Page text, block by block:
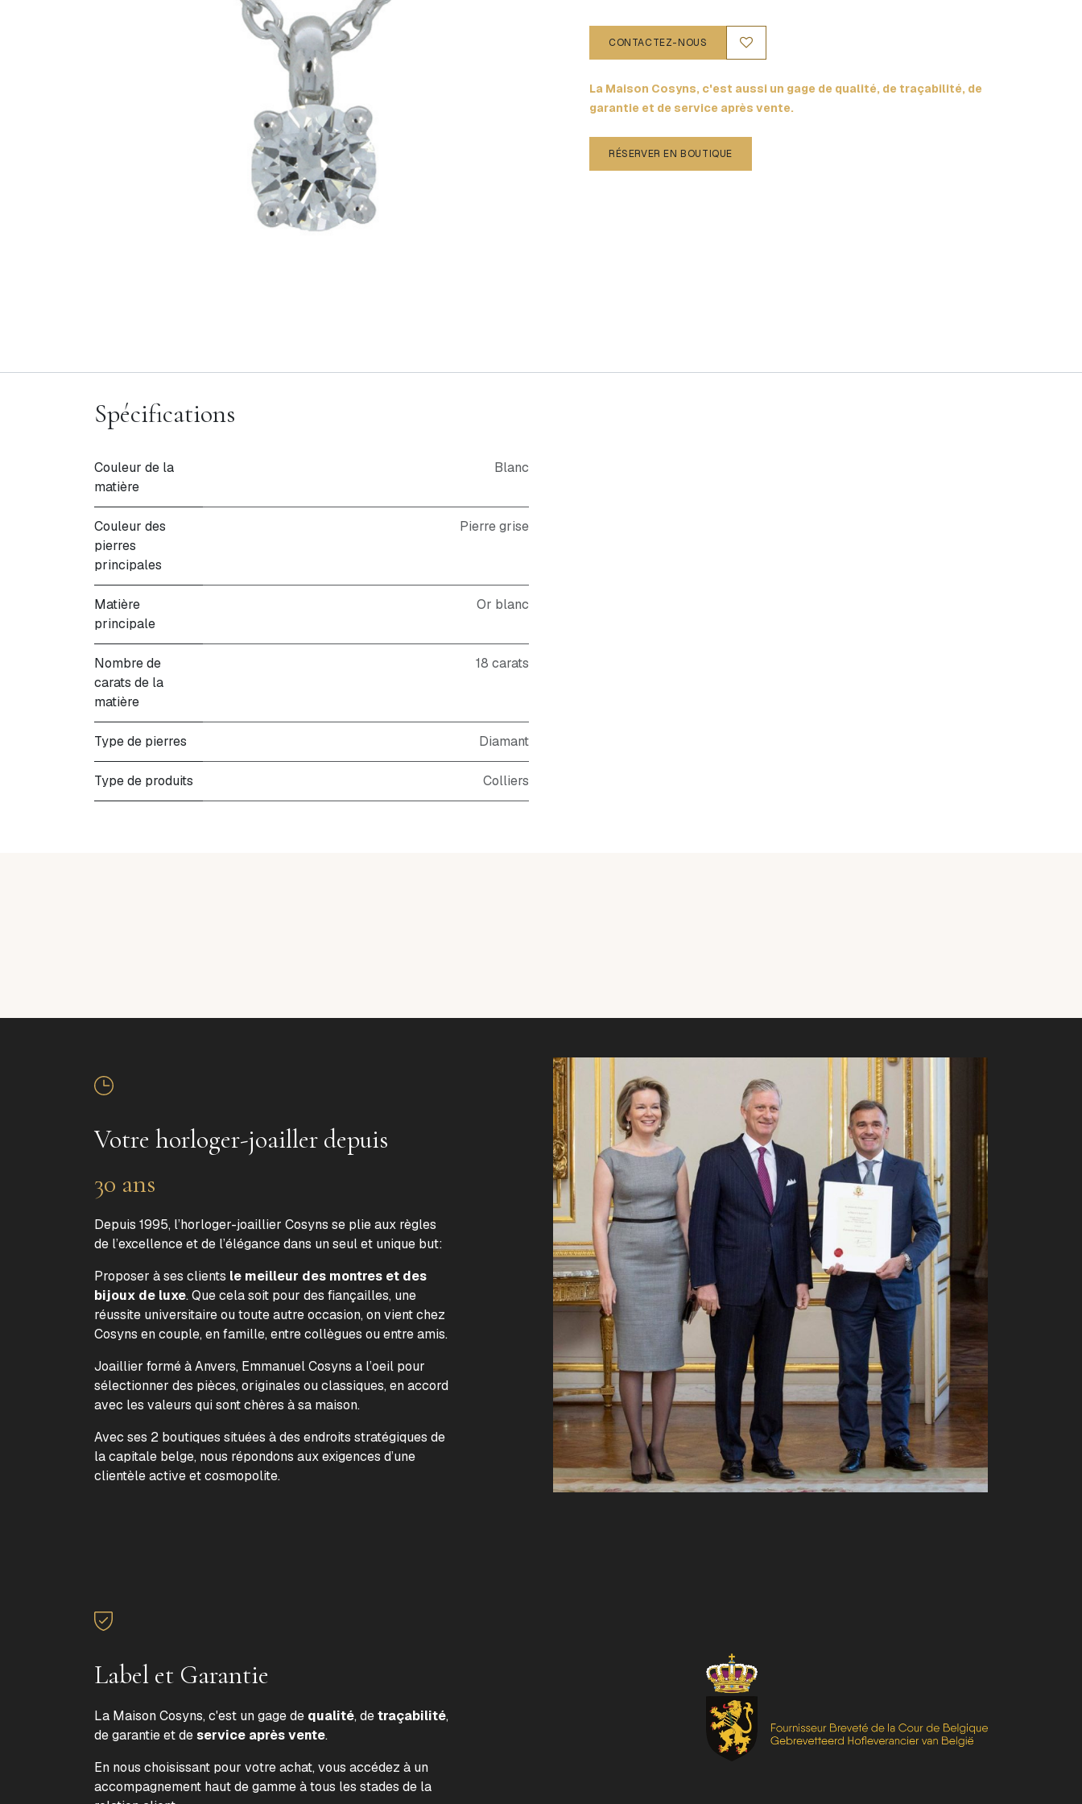
CONTACTEZ-NOUS
La Maison Cosyns, c'est aussi un gage de qualité, de traçabilité, de
garantie et de service après vente.
RÉSERVER EN BOUTIQUE
Spécifications
Couleur de la
matière
Blanc
Couleur des
pierres
principales
Pierre grise
Matière
principale
Or blanc
Nombre de
carats de la
matière
18 carats
Type de pierres Diamant
Type de produits Colliers
Votre horloger-joailler depuis
30 ans
Depuis 1995, l’horloger-joaillier Cosyns se plie aux règles
de l’excellence et de l’élégance dans un seul et unique but:
Proposer à ses clients le meilleur des montres et des
bijoux de luxe. Que cela soit pour des fiançailles, une
réussite universitaire ou toute autre occasion, on vient chez
Cosyns en couple, en famille, entre collègues ou entre amis.
Joaillier formé à Anvers, Emmanuel Cosyns a l’oeil pour
sélectionner des pièces, originales ou classiques, en accord
avec les valeurs qui sont chères à sa maison.
Avec ses 2 boutiques situées à des endroits stratégiques de
la capitale belge, nous répondons aux exigences d’une
clientèle active et cosmopolite.
Label et Garantie
La Maison Cosyns, c'est un gage de qualité, detraçabilité,
de garantie et deservice après vente.
En nous choisissant pour votre achat, vous accédez à un
accompagnement haut de gamme à tous les stades de la